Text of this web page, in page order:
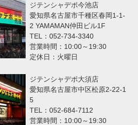
ジテンシャデポ今池店
愛知県名古屋市千種区春岡1-1-
2 YAMAMAN仲田ビル1F
TEL：052-734-3340
営業時間：10:00～19:30
定休日：火曜日
ジテンシャデポ大須店
愛知県名古屋市中区松原2-22-1
5
TEL：052-684-7112
営業時間：10:00～19:30